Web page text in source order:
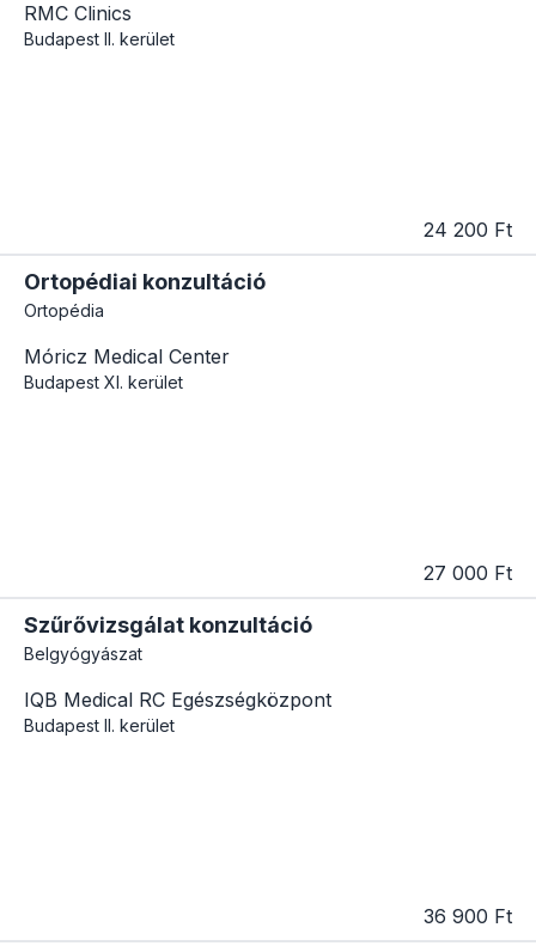
RMC Clinics
Budapest II. kerület
24 200 Ft
Ortopédiai konzultáció
Ortopédia
Móricz Medical Center
Budapest XI. kerület
27 000 Ft
Szűrővizsgálat konzultáció
Belgyógyászat
IQB Medical RC Egészségközpont
Budapest II. kerület
36 900 Ft